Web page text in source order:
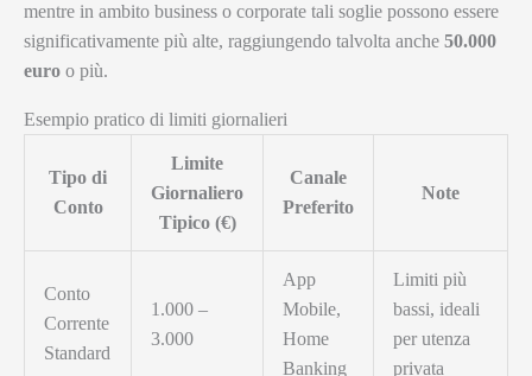
mentre in ambito business o corporate tali soglie possono essere
significativamente più alte, raggiungendo talvolta anche 50.000
euro o più.
Esempio pratico di limiti giornalieri
Tipo di
Conto
Limite
Giornaliero
Tipico (€)
Canale
Preferito
Note
Conto
Corrente
Standard
1.000 –
3.000
App
Mobile,
Home
Banking
Limiti più
bassi, ideali
per utenza
privata